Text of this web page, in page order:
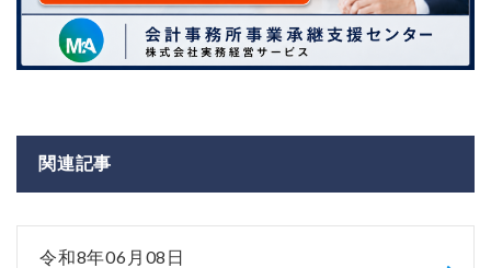
関連記事
令和8年06月08日